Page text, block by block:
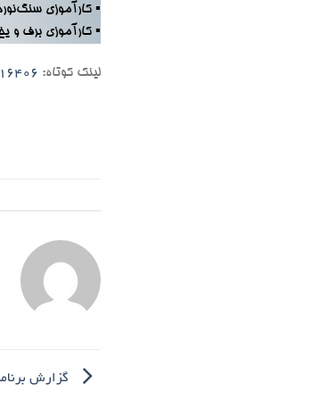
▪ کارآموزی
▪ کارآموزی برف و
لینک کوتاه:
گزارش برنامۀ